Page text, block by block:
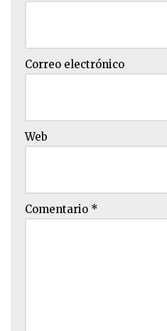
Correo electrónico
Web
Comentario *